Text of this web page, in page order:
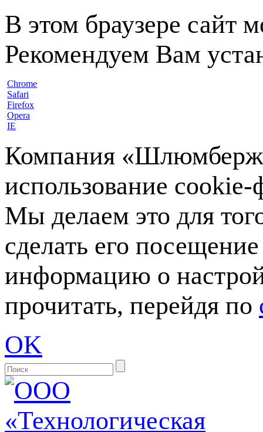
В этом браузере сайт
Рекомендуем Вам
Chrome
Safari
Firefox
Opera
IE
Компания
использование
Мы делаем это для
сделать его
информацию о
прочитать, перейдя по
OK